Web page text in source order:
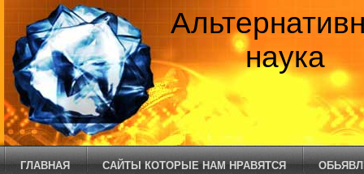
наука
ГЛАВНАЯ САЙТЫ КОТОРЫЕ НАМ НРАВЯТСЯ